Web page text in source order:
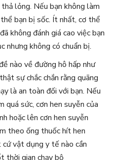
lỏng. Nếu bạn không làm
bạn bị sốc. Ít nhất, cơ thể
không đánh giá cao việc bạn
nhưng không có chuẩn bị.
nào về đường hô hấp như
sự chắc chắn rằng quãng
là an toàn đối với bạn. Nếu
quá sức, cơn hen suyễn của
hoặc lên cơn hen suyễn
theo ống thuốc hít hen
vật dụng y tế nào cần
thời gian chạy bộ